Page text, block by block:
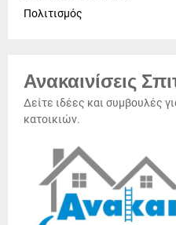
Πολιτισμός
Ανακαινίσεις
Δείτε ιδέες και συμβουλές
κατοικιών.